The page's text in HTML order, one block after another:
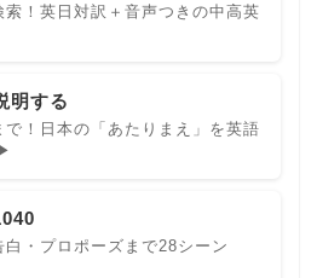
！英日対訳＋音声つきの中高英
明する
！日本の「あたりまえ」を英語
白・プロポーズまで28シーン